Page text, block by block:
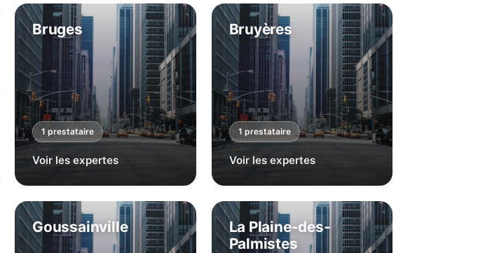
Bruges
1 prestataire
Voir les expertes
Bruyères
1 prestataire
Voir les expertes
Goussainville
La Plaine-des-
Palmistes